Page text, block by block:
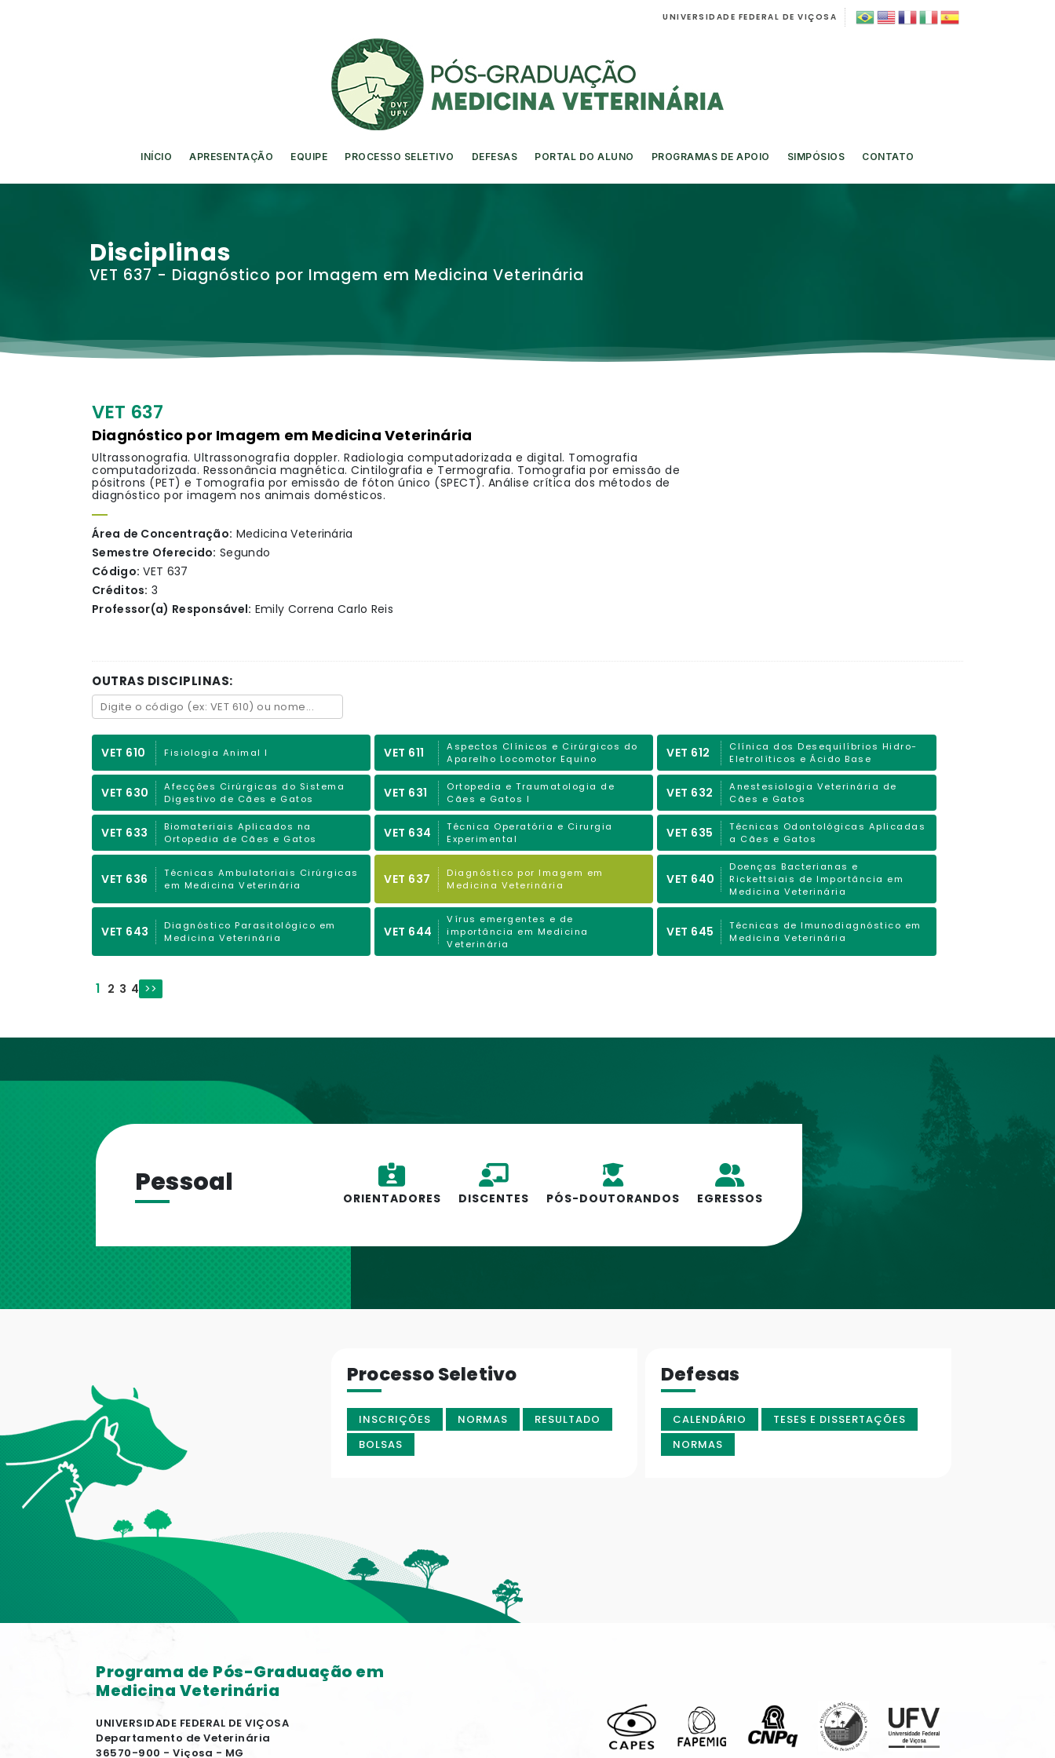
UNIVERSIDADE FEDERAL DE VIÇOSA
INÍCIO APRESENTAÇÃO EQUIPE PROCESSO SELETIVO DEFESAS PORTAL DO ALUNO PROGRAMAS DE APOIO SIMPÓSIOS CONTATO
Disciplinas
VET 637 - Diagnóstico por Imagem em Medicina Veterinária
VET 637
Diagnóstico por Imagem em Medicina Veterinária
Ultrassonografia. Ultrassonografia doppler. Radiologia computadorizada e digital. Tomografia
computadorizada. Ressonância magnética. Cintilografia e Termografia. Tomografia por emissão de
pósitrons (PET) e Tomografia por emissão de fóton único (SPECT). Análise crítica dos métodos de
diagnóstico por imagem nos animais domésticos.
Área de Concentração: Medicina Veterinária
Semestre Oferecido: Segundo
Código: VET 637
Créditos: 3
Professor(a) Responsável: Emily Correna Carlo Reis
OUTRAS DISCIPLINAS:
VET 610 Fisiologia Animal I VET 611
Aspectos Clínicos e Cirúrgicos do
Aparelho Locomotor Equino
VET 612
Clínica dos Desequilíbrios Hidro-
Eletrolíticos e Ácido Base
VET 630
Afecções Cirúrgicas do Sistema
Digestivo de Cães e Gatos
VET 631
Ortopedia e Traumatologia de
Cães e Gatos I
VET 632
Anestesiologia Veterinária de
Cães e Gatos
VET 633
Biomateriais Aplicados na
Ortopedia de Cães e Gatos
VET 634
Técnica Operatória e Cirurgia
Experimental
VET 635
Técnicas Odontológicas Aplicadas
a Cães e Gatos
VET 636
Técnicas Ambulatoriais Cirúrgicas
em Medicina Veterinária
VET 637
Diagnóstico por Imagem em
Medicina Veterinária
VET 640
Doenças Bacterianas e
Rickettsiais de Importância em
Medicina Veterinária
VET 643
Diagnóstico Parasitológico em
Medicina Veterinária
VET 644
Vírus emergentes e de
importância em Medicina
Veterinária
VET 645
Técnicas de Imunodiagnóstico em
Medicina Veterinária
1 2 3 4 >>
Pessoal
ORIENTADORES DISCENTES PÓS-DOUTORANDOS EGRESSOS
Processo Seletivo
INSCRIÇÕES NORMAS
RESULTADO
BOLSAS
Defesas
CALENDÁRIO
TESES E DISSERTAÇÕES
NORMAS
Programa de Pós-Graduação em
Medicina Veterinária
UNIVERSIDADE FEDERAL DE VIÇOSA
Departamento de Veterinária
36570-900 - Viçosa - MG